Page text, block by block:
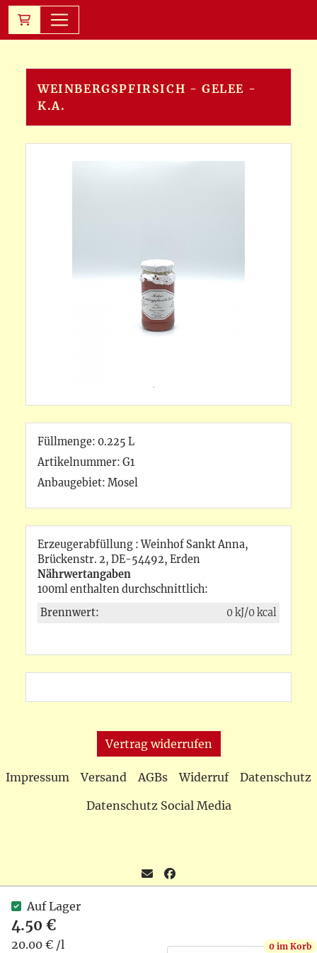
WEINBERGSPFIRSICH - GELEE -
K.A.
Füllmenge: 0.225 L
Artikelnummer: G1
Anbaugebiet: Mosel
Auf Lager
4.50 €
20.00 € /l 0 im Korb
Erzeugerabfüllung : Weinhof Sankt Anna,
Brückenstr. 2, DE-54492, Erden
Nährwertangaben
100ml enthalten durchschnittlich:
Brennwert:
0 kJ/0 kcal
Vertrag widerrufen
Impressum Versand AGBs Widerruf
Datenschutz
Datenschutz Social Media
+49 6532 2354 Brückenstr. 2, D-54492 Erden